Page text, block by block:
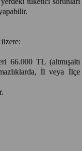
66.000 TL (altmışaltı
İl veya İlçe